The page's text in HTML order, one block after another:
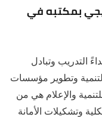
بمكتبه في
التدريب وتبادل
وتطوير مؤسسات
والإعلام هي من
وتشكيلات الأمانة